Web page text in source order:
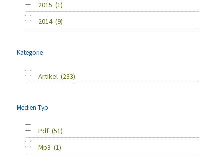
2015 (1)
2014 (9)
Kategorie
Artikel (233)
Medien-Typ
Pdf (51)
Mp3 (1)